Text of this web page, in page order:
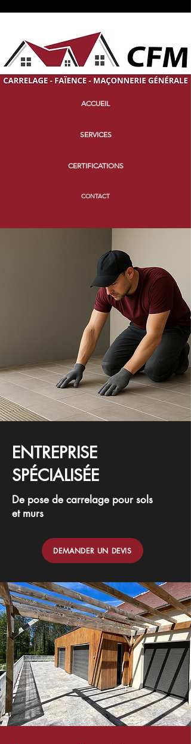
ACCUEIL
SERVICES
CERTIFICATIONS
CONTACT
De pose de carrelage pour sols
et murs
DEMANDER UN DEVIS
ENTREPRISE
SPÉCIALISÉE